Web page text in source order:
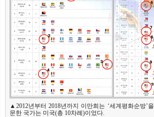
▲2012년부터 2018년까지 이만희는 ‘세계평화순방’
문한 국가는 미국(총 10차례)이었다.